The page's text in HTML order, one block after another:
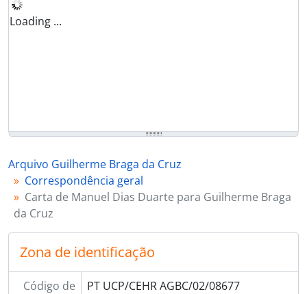
Loading ...
Arquivo Guilherme Braga da Cruz
Correspondência geral
Carta de Manuel Dias Duarte para Guilherme Braga
da Cruz
Zona de identificação
Código de
PT UCP/CEHR AGBC/02/08677